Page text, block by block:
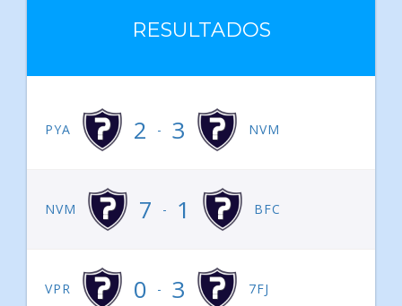
RESULTADOS
PYA 2 - 3 NVM
NVM 7 - 1 BFC
VPR 0 - 3 7FJ